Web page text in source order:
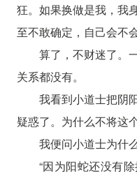
狂。如果换做是我，我
至不敢确定，自己会不
算了，不财迷了。
关系都没有。
我看到小道士把阴
疑惑了。为什么不将这
我便问小道士为什
“因为阳蛇还没有